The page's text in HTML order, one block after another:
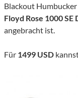
Blackout
Floyd Rose 1000
angebracht ist.
Für 1499 USD